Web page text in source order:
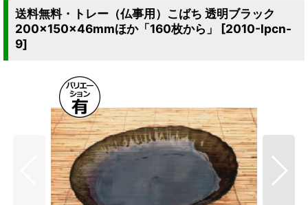
送料無料・トレー（仏事用）こばち 透明ブラック
200×150×46mmほか「160枚から」
[2010-lpcn-
9]